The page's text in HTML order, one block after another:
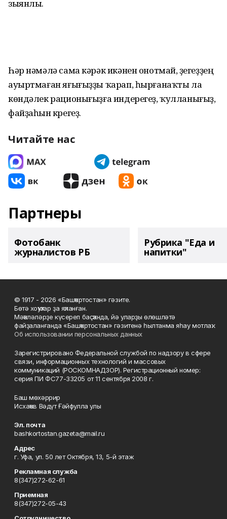
зыянлы.
Һәр нәмәлә сама кәрәк икәнен онотмай, үҙегеҙҙең
ауыртмаған яғығыҙҙы ҡарап, һырғанаҡты ла
көндәлек рационығыҙға индерегеҙ, ҡулланығыҙ,
файҙаһын күрегеҙ.
Читайте нас
Партнеры
Фотобанк
журналистов РБ
Рубрика "Еда и
напитки"
© 1917 - 2026 «Башҡортостан» гәзите.
Бөтә хоҡуҡтар ҙа яҡланған.
Мәҡәләләрҙе күсереп баҫҡанда, йә уларҙы өлөшләтә
файҙаланғанда «Башҡортостан» гәзитенә һылтанма яһау мотлаҡ.
Об использовании персональных данных
Зарегистрировано Федеральной службой по надзору в сфере
связи, информационных технологий и массовых
коммуникаций (РОСКОМНАДЗОР). Регистрационный номер:
серия ПИ ФС77-33205 от 11 сентября 2008 г.
Баш мөхәррир
Исхаҡов Вәдүт Ғәйфулла улы
Эл. почта
bashkortostan.gazeta@mail.ru
Адрес
г. Уфа, ул. 50 лет Октября, 13, 5-й этаж
Рекламная служба
8(347)272-62-61
Приемная
8(347)272-05-43